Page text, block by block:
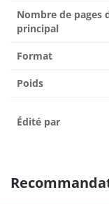
Nombre de pages
principal
Format
Poids
Édité par